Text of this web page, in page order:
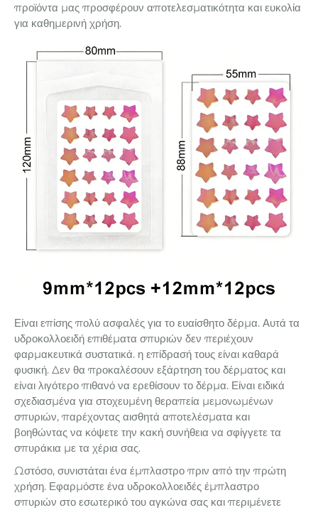
προϊόντα μας προσφέρουν αποτελεσματικότητα και ευκολία
για καθημερινή χρήση.
Είναι επίσης πολύ ασφαλές για το ευαίσθητο δέρμα. Αυτά τα
υδροκολλοειδή επιθέματα σπυριών δεν περιέχουν
φαρμακευτικά συστατικά. η επίδρασή τους είναι καθαρά
φυσική. Δεν θα προκαλέσουν εξάρτηση του δέρματος και
είναι λιγότερο πιθανό να ερεθίσουν το δέρμα. Είναι ειδικά
σχεδιασμένα για στοχευμένη θεραπεία μεμονωμένων
σπυριών, παρέχοντας αισθητά αποτελέσματα και
βοηθώντας να κόψετε την κακή συνήθεια να σφίγγετε τα
σπυράκια με τα χέρια σας.
Ωστόσο, συνιστάται ένα έμπλαστρο πριν από την πρώτη
χρήση. Εφαρμόστε ένα υδροκολλοειδές έμπλαστρο
σπυριών στο εσωτερικό του αγκώνα σας και περιμένετε